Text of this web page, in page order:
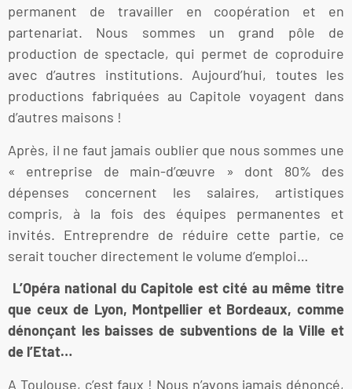
permanent de travailler en coopération et en
partenariat. Nous sommes un grand pôle de
production de spectacle, qui permet de coproduire
avec d’autres institutions. Aujourd’hui, toutes les
productions fabriquées au Capitole voyagent dans
d’autres maisons !
Après, il ne faut jamais oublier que nous sommes une
« entreprise de main-d’œuvre » dont 80% des
dépenses concernent les salaires, artistiques
compris, à la fois des équipes permanentes et
invités. Entreprendre de réduire cette partie, ce
serait toucher directement le volume d’emploi…
L’Opéra national du Capitole est cité au même titre
que ceux de Lyon, Montpellier et Bordeaux, comme
dénonçant les baisses de subventions de la Ville et
de l’Etat…
A Toulouse, c’est faux ! Nous n’avons jamais dénoncé,